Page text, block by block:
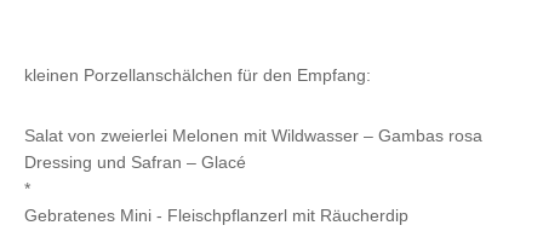
kleinen Porzellanschälchen für den Empfang:
Salat von zweierlei Melonen mit Wildwasser – Gambas rosa
Dressing und Safran – Glacé
*
Gebratenes Mini - Fleischpflanzerl mit Räucherdip